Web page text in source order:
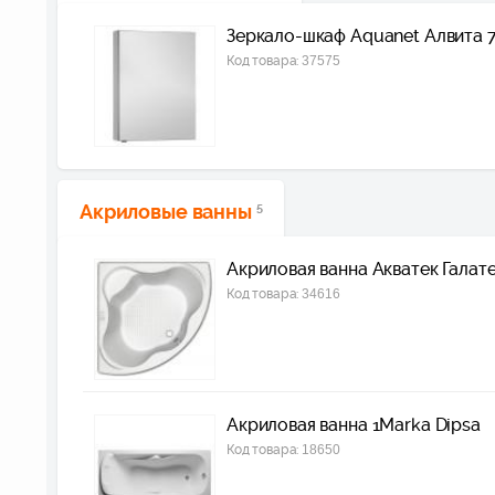
Зеркало-шкаф Aquanet Алвита
Код товара:37575
Акриловые ванны 5
Акриловая ванна Акватек
Код товара:34616
Акриловая ванна 1Marka Dipsa
Код товара: 18650